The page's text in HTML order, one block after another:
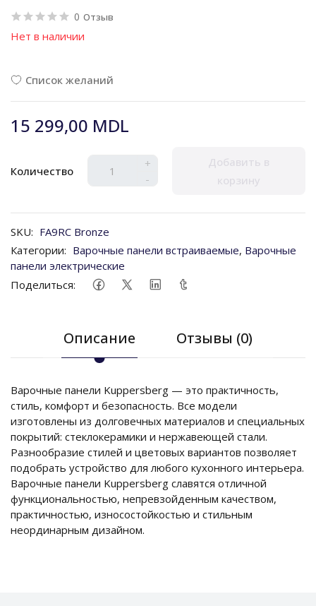
0 Отзыв
Нет в наличии
Список желаний
15 299,00 MDL
Количество
+
-
Добавить в
корзину
SKU: FA9RC Bronze
Категории: Варочные панели встраиваемые, Варочные
панели электрические
Поделиться:
Описание Отзывы (0)
Варочные панели Kuppersberg — это практичность,
стиль, комфорт и безопасность. Все модели
изготовлены из долговечных материалов и специальных
покрытий: стеклокерамики и нержавеющей стали.
Разнообразие стилей и цветовых вариантов позволяет
подобрать устройство для любого кухонного интерьера.
Варочные панели Kuppersberg славятся отличной
функциональностью, непревзойденным качеством,
практичностью, износостойкостью и стильным
неординарным дизайном.